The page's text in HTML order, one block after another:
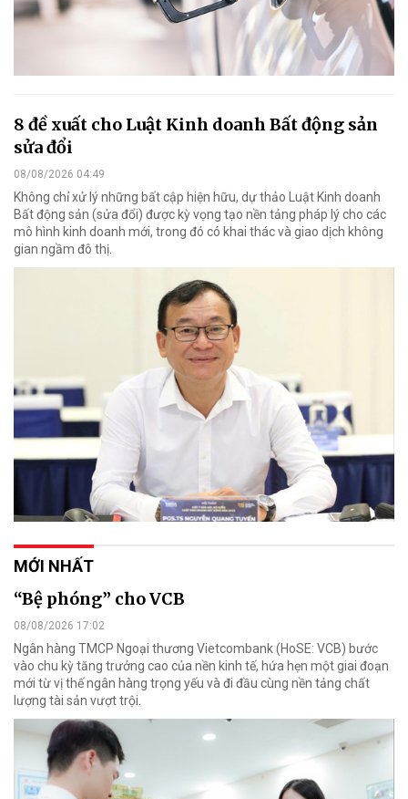
8 đề xuất cho Luật Kinh doanh Bất động sản
sửa đổi
08/08/2026 04:49
Không chỉ xử lý những bất cập hiện hữu, dự thảo Luật Kinh doanh
Bất động sản (sửa đổi) được kỳ vọng tạo nền tảng pháp lý cho các
mô hình kinh doanh mới, trong đó có khai thác và giao dịch không
gian ngầm đô thị.
MỚI NHẤT
“Bệ phóng” cho VCB
08/08/2026 17:02
Ngân hàng TMCP Ngoại thương Vietcombank (HoSE: VCB) bước
vào chu kỳ tăng trưởng cao của nền kinh tế, hứa hẹn một giai đoạn
mới từ vị thế ngân hàng trọng yếu và đi đầu cùng nền tảng chất
lượng tài sản vượt trội.